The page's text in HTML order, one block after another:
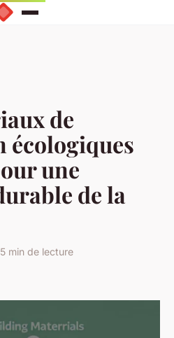
de
écologiques
une
de la
min de lecture